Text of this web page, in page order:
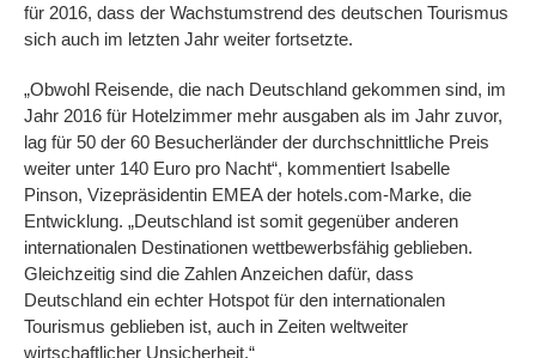
für 2016, dass der Wachstumstrend des deutschen Tourismus
sich auch im letzten Jahr weiter fortsetzte.
„Obwohl Reisende, die nach Deutschland gekommen sind, im
Jahr 2016 für Hotelzimmer mehr ausgaben als im Jahr zuvor,
lag für 50 der 60 Besucherländer der durchschnittliche Preis
weiter unter 140 Euro pro Nacht“, kommentiert Isabelle
Pinson, Vizepräsidentin EMEA der hotels.com-Marke, die
Entwicklung. „Deutschland ist somit gegenüber anderen
internationalen Destinationen wettbewerbsfähig geblieben.
Gleichzeitig sind die Zahlen Anzeichen dafür, dass
Deutschland ein echter Hotspot für den internationalen
Tourismus geblieben ist, auch in Zeiten weltweiter
wirtschaftlicher Unsicherheit.“